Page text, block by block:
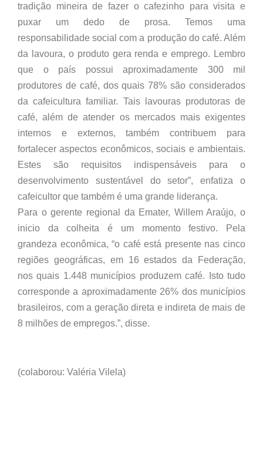
tradição mineira de fazer o cafezinho para visita e
puxar um dedo de prosa. Temos uma
responsabilidade social com a produção do café. Além
da lavoura, o produto gera renda e emprego. Lembro
que o país possui aproximadamente 300 mil
produtores de café, dos quais 78% são considerados
da cafeicultura familiar. Tais lavouras produtoras de
café, além de atender os mercados mais exigentes
internos e externos, também contribuem para
fortalecer aspectos econômicos, sociais e ambientais.
Estes são requisitos indispensáveis para o
desenvolvimento sustentável do setor”, enfatiza o
cafeicultor que também é uma grande liderança.
Para o gerente regional da Emater, Willem Araújo, o
inicio da colheita é um momento festivo. Pela
grandeza econômica, “o café está presente nas cinco
regiões geográficas, em 16 estados da Federação,
nos quais 1.448 municípios produzem café. Isto tudo
corresponde a aproximadamente 26% dos municípios
brasileiros, com a geração direta e indireta de mais de
8 milhões de empregos.”, disse.
(colaborou: Valéria Vilela)